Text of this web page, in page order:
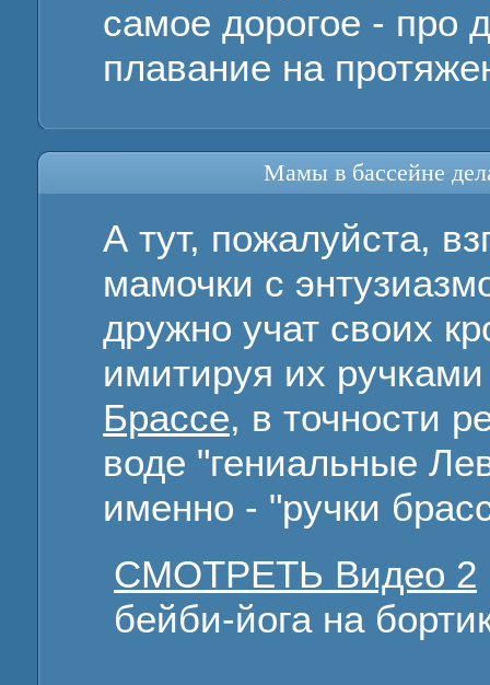
самое дорогое - про
плавание на
Мамы в бассейне
А тут, пожалуйста,
мамочки с
дружно учат своих
имитируя их
Брассе, в точности
воде "гениальные
именно - "ручки
СМОТРЕТЬ Видео 2
бейби-йога на